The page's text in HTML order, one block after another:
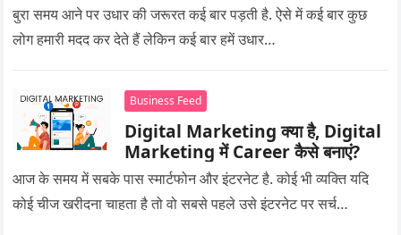
बुरा समय आने पर उधार की जरूरत कई बार पड़ती है. ऐसे में कई बार कुछ
लोग हमारी मदद कर देते हैं लेकिन कई बार हमें उधार…
Business Feed
Digital Marketing क्या है, Digital
Marketing में Career कैसे बनाएं?
आज के समय में सबके पास स्मार्टफोन और इंटरनेट है. कोई भी व्यक्ति यदि
कोई चीज खरीदना चाहता है तो वो सबसे पहले उसे इंटरनेट पर सर्च…